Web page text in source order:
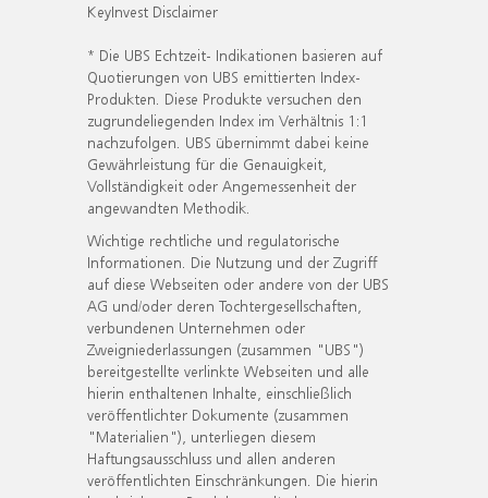
KeyInvest Disclaimer
* Die UBS Echtzeit- Indikationen basieren auf
Quotierungen von UBS emittierten Index-
Produkten. Diese Produkte versuchen den
zugrundeliegenden Index im Verhältnis 1:1
nachzufolgen. UBS übernimmt dabei keine
Gewährleistung für die Genauigkeit,
Vollständigkeit oder Angemessenheit der
angewandten Methodik.
Wichtige rechtliche und regulatorische
Informationen. Die Nutzung und der Zugriff
auf diese Webseiten oder andere von der UBS
AG und/oder deren Tochtergesellschaften,
verbundenen Unternehmen oder
Zweigniederlassungen (zusammen "UBS")
bereitgestellte verlinkte Webseiten und alle
hierin enthaltenen Inhalte, einschließlich
veröffentlichter Dokumente (zusammen
"Materialien"), unterliegen diesem
Haftungsausschluss und allen anderen
veröffentlichten Einschränkungen. Die hierin